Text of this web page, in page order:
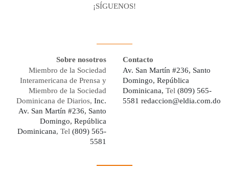
¡SÍGUENOS!
Sobre nosotros
Miembro de la Sociedad
Interamericana de Prensa y
Miembro de la Sociedad
Dominicana de Diarios, Inc.
Av. San Martín #236, Santo
Domingo, República
Dominicana, Tel (809) 565-
5581
Contacto
Av. San Martín #236, Santo
Domingo, República
Dominicana, Tel (809) 565-
5581 redaccion@eldia.com.do